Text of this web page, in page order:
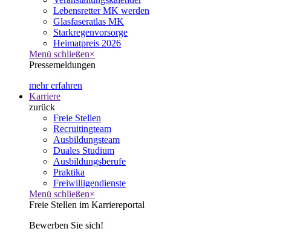
Lebensretter MK werden
Glasfaseratlas MK
Starkregenvorsorge
Heimatpreis 2026
Menü schließen×
Pressemeldungen
mehr erfahren
Karriere
zurück
Freie Stellen
Recruitingteam
Ausbildungsteam
Duales Studium
Ausbildungsberufe
Praktika
Freiwilligendienste
Menü schließen×
Freie Stellen im Karriereportal
Bewerben Sie sich!